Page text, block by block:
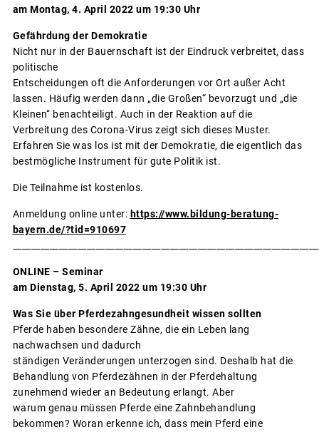
am Montag, 4. April 2022 um 19:30 Uhr
Gefährdung der Demokratie
Nicht nur in der Bauernschaft ist der Eindruck verbreitet, dass
politische
Entscheidungen oft die Anforderungen vor Ort außer Acht
lassen. Häufig werden dann „die Großen“ bevorzugt und „die
Kleinen“ benachteiligt. Auch in der Reaktion auf die
Verbreitung des Corona-Virus zeigt sich dieses Muster.
Erfahren Sie was los ist mit der Demokratie, die eigentlich das
bestmögliche Instrument für gute Politik ist.
Die Teilnahme ist kostenlos.
Anmeldung online unter: https://www.bildung-beratung-
bayern.de/?tid=910697
ONLINE – Seminar
am Dienstag, 5. April 2022 um 19:30 Uhr
Was Sie über Pferdezahngesundheit wissen sollten
Pferde haben besondere Zähne, die ein Leben lang
nachwachsen und dadurch
ständigen Veränderungen unterzogen sind. Deshalb hat die
Behandlung von Pferdezähnen in der Pferdehaltung
zunehmend wieder an Bedeutung erlangt. Aber
warum genau müssen Pferde eine Zahnbehandlung
bekommen? Woran erkenne ich, dass mein Pferd eine